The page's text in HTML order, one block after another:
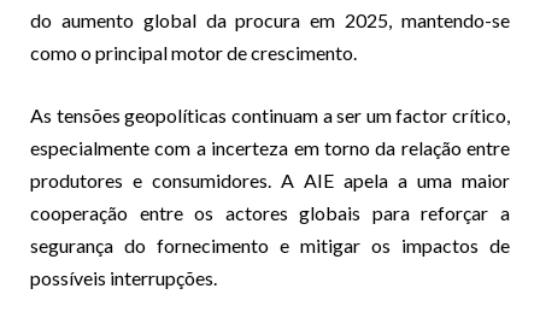
do aumento global da procura em 2025, mantendo-se
como o principal motor de crescimento.
As tensões geopolíticas continuam a ser um factor crítico,
especialmente com a incerteza em torno da relação entre
produtores e consumidores. A AIE apela a uma maior
cooperação entre os actores globais para reforçar a
segurança do fornecimento e mitigar os impactos de
possíveis interrupções.